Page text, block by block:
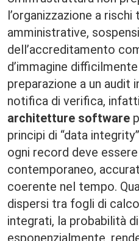
l’organizzazione a rischi
amministrative,
dell’accreditamento
d’immagine
preparazione a un audit
notifica di verifica,
architetture software
principi di “data
ogni record deve
contemporaneo,
coerente nel tempo.
dispersi tra fogli di
integrati, la probabilità
esponenzialmente,